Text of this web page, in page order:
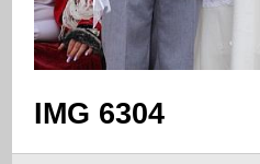
IMG 6304